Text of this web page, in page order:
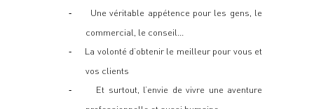
-
Une véritable appétence pour les gens, le
commercial, le conseil…
-
La volonté d’obtenir le meilleur pour vous et
vos clients
-
Et surtout, l’envie de vivre une aventure